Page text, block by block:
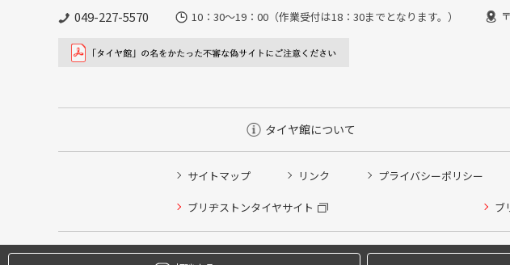
049-227-5570 10：30～19：00（作業受付は18：30までとなります。）
タイヤ館について
サイトマップ リンク プライバシーポリシー
ブリヂストンタイヤサイト ブ
Copyright © 2024
タイヤ点検・安全点検/タイヤ履き替え/オイル交換/その他ピット作業の予約
クローク契約会員専用タイヤ履き替え※タイヤ履き替えを希望のクローク契約会員の方
本日のタイヤ履き替え順番待ち予約 ※クローク契約会員の方はご利用いただけません